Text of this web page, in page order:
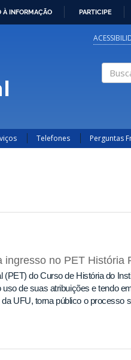
À INFORMAÇÃO PARTICIPE
Telefones Perguntas
no PET História
(PET) do Curso de História do
de suas atribuições e tendo
UFU, torna público o processo